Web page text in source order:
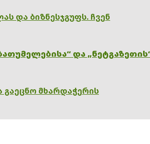
და ბიზნესჯგუფს. ჩვენ
და
მხარდაჭერის